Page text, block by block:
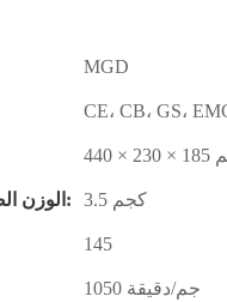
MGD
مم
الوزن الصافي للمنتج الواحد:
3.5 كجم
145
1050 جم/دقيقة